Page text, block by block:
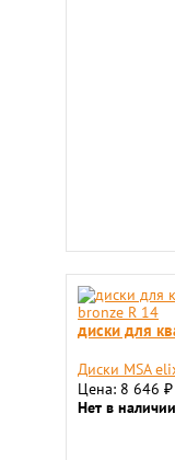
диски для
Диски MSA
Цена: 8 646 ₽
Нет в наличии